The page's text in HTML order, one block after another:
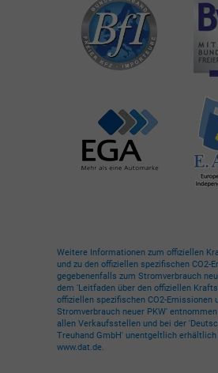
Weitere Informationen zum offiziellen
und zu den offiziellen spezifischen CO2-
gegebenenfalls zum Stromverbrauch
dem 'Leitfaden über den offiziellen
offiziellen spezifischen CO2-Emissionen
Stromverbrauch neuer PKW'
allen Verkaufsstellen und bei der
Treuhand GmbH' unentgeltlich
www.dat.de.